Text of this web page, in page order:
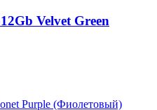
Velvet Green